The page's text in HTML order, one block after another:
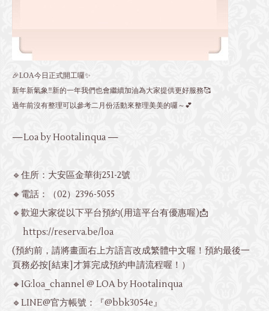
🎉LOA今日正式開工囉✨
新年新氣象‼️新的一年我們也會繼續加油為大家提供更好服務🥰
過年前沒有整理可以參考二月份活動來整理美美的囉～💕
—Loa by Hootalinqua —
🔹住所：大安區金華街251-2號
🔸電話：
（02）2396-5055
🔹歡迎大家從以下平台預約(用這平台有優惠喔)📩
https://reserva.be/loa
(預約前，請將畫面右上方語言改成繁體中文喔！預約最後一
頁務必按[結束]才算完成預約申請流程喔！）
🔸IG:loa_channel @ LOA by Hootalinqua
🔹LINE@官方帳號：『@bbk3054e』